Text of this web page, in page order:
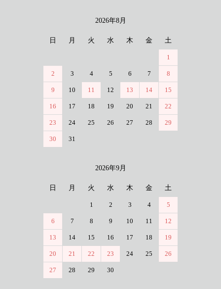
2026年8月
日 月 火 水 木 金 土
1
2 3 4 5 6 7 8
9 10 11 12 13 14 15
16 17 18 19 20 21 22
23 24 25 26 27 28 29
30 31
2026年9月
日 月 火 水 木 金 土
1 2 3 4 5
6 7 8 9 10 11 12
13 14 15 16 17 18 19
20 21 22 23 24 25 26
27 28 29 30